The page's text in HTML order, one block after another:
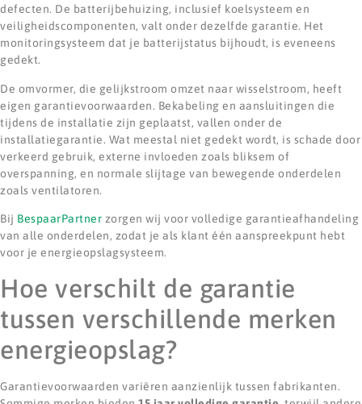
defecten. De batterijbehuizing, inclusief koelsysteem en
veiligheidscomponenten, valt onder dezelfde garantie. Het
monitoringsysteem dat je batterijstatus bijhoudt, is eveneens
gedekt.
De omvormer, die gelijkstroom omzet naar wisselstroom, heeft
eigen garantievoorwaarden. Bekabeling en aansluitingen die
tijdens de installatie zijn geplaatst, vallen onder de
installatiegarantie. Wat meestal niet gedekt wordt, is schade door
verkeerd gebruik, externe invloeden zoals bliksem of
overspanning, en normale slijtage van bewegende onderdelen
zoals ventilatoren.
Bij BespaarPartner zorgen wij voor volledige garantieafhandeling
van alle onderdelen, zodat je als klant één aanspreekpunt hebt
voor je energieopslagsysteem.
Hoe verschilt de garantie
tussen verschillende merken
energieopslag?
Garantievoorwaarden variëren aanzienlijk tussen fabrikanten.